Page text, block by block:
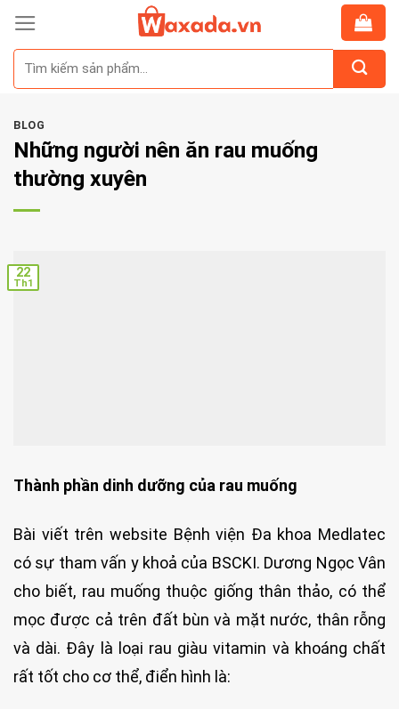
Skip
content
BLOG
Những người nên ăn rau muống
thường xuyên
22
Th1
Thành phần dinh dưỡng của rau muống
Bài viết trên website Bệnh viện Đa khoa Medlatec
có sự tham vấn y khoả của BSCKI. Dương Ngọc Vân
cho biết, rau muống thuộc giống thân thảo, có thể
mọc được cả trên đất bùn và mặt nước, thân rỗng
và dài. Đây là loại rau giàu vitamin và khoáng chất
rất tốt cho cơ thể, điển hình là: